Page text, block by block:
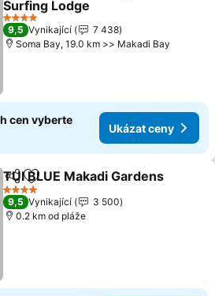
Surfing Lodge
Ukázat ceny
4 Počet hvězdiček
9,5 Vynikající
7 438
Soma Bay, 19.0 km >> Makadi Bay
cen vyberte
Ukázat ceny
SdíletPřidat na seznam oblíbených
TUI BLUE Makadi Gardens
4 Počet hvězdiček
9,5 Vynikající
3 500
0.2 km od pláže